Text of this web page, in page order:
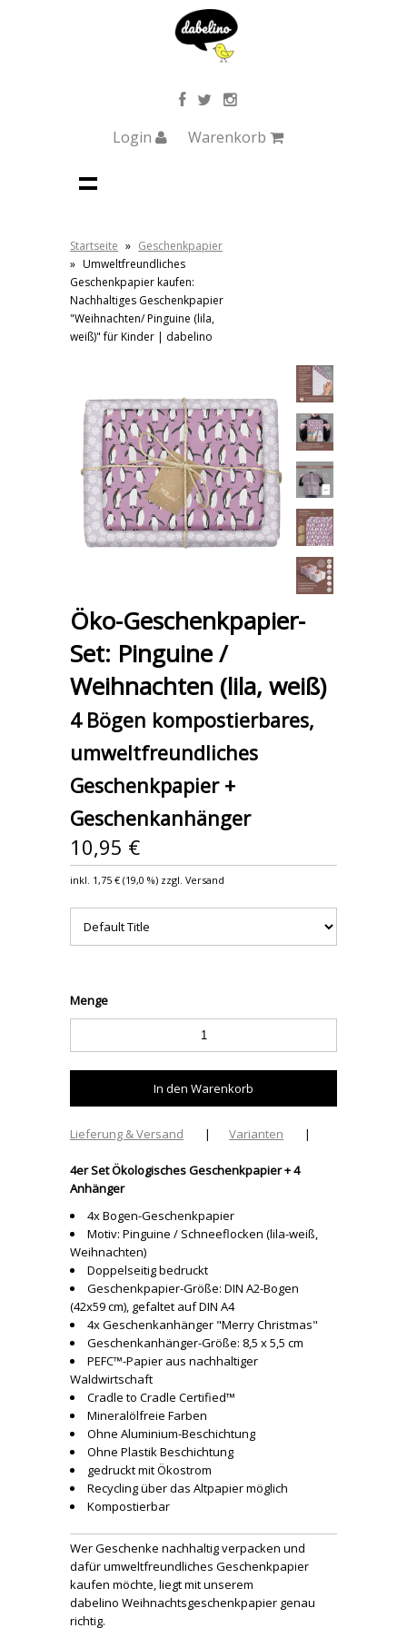
Login Warenkorb
Startseite » Geschenkpapier
» Umweltfreundliches
Geschenkpapier kaufen:
Nachhaltiges Geschenkpapier
"Weihnachten/ Pinguine (lila,
weiß)" für Kinder | dabelino
Öko-Geschenkpapier-
Set: Pinguine /
Weihnachten (lila, weiß)
4 Bögen kompostierbares,
umweltfreundliches
Geschenkpapier +
Geschenkanhänger
10,95 €
inkl. 1,75 € (19,0 %) zzgl. Versand
Menge
Lieferung & Versand | Varianten |
4er Set Ökologisches Geschenkpapier + 4
Anhänger
4x Bogen-Geschenkpapier
Motiv: Pinguine / Schneeflocken (lila-weiß,
Weihnachten)
Doppelseitig bedruckt
Geschenkpapier-Größe: DIN A2-Bogen
(42x59 cm), gefaltet auf DIN A4
4x Geschenkanhänger "Merry Christmas"
Geschenkanhänger-Größe: 8,5 x 5,5 cm
PEFC™-Papier aus nachhaltiger
Waldwirtschaft
Cradle to Cradle Certified™
Mineralölfreie Farben
Ohne Aluminium-Beschichtung
Ohne Plastik Beschichtung
gedruckt mit Ökostrom
Recycling über das Altpapier möglich
Kompostierbar
Wer Geschenke nachhaltig verpacken und
dafür umweltfreundliches Geschenkpapier
kaufen möchte, liegt mit unserem
dabelino Weihnachtsgeschenkpapier genau
richtig.